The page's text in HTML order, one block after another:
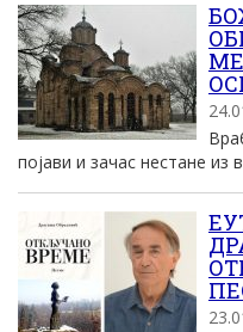
појави и зачас нестане из